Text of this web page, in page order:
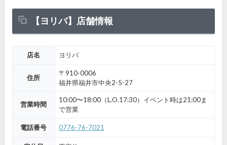
【ヨリバ】店舗情報
店名 ヨリバ
住所
〒910-0006
福井県福井市中央2-5-27
営業時間
10:00〜18:00（L.O.17:30）イベント時は21:00ま
で営業
電話番号 0776-76-7021